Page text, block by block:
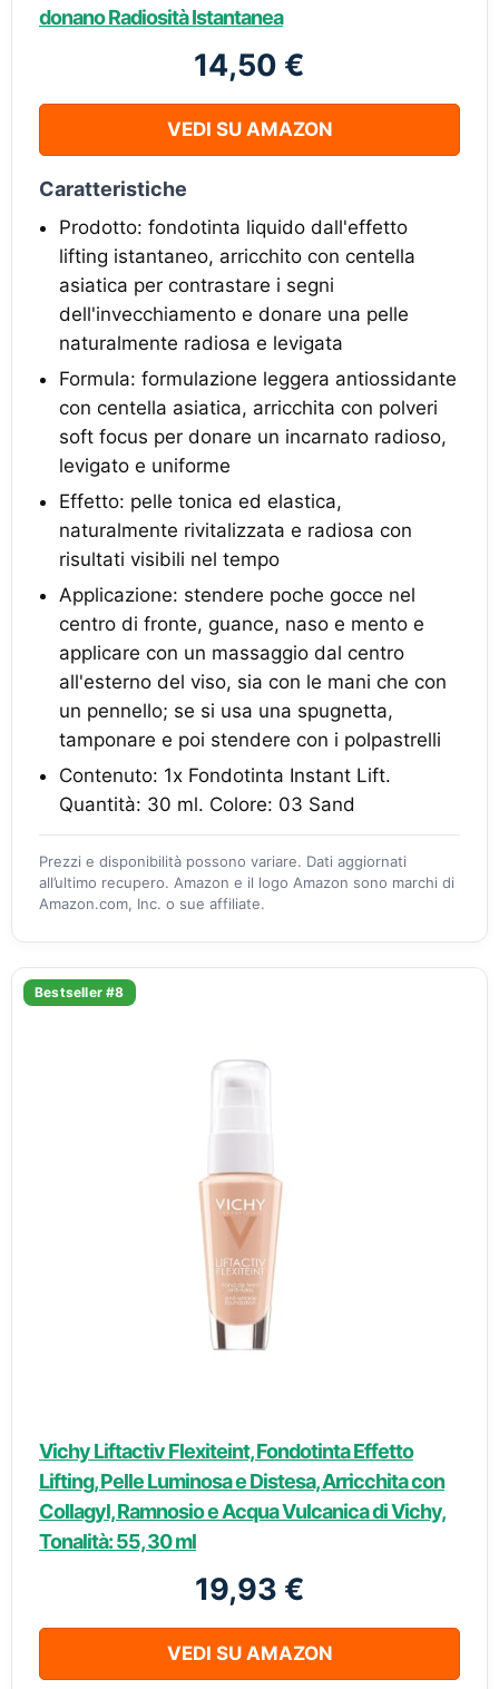
donano Radiosità Istantanea
14,50 €
VEDI SU AMAZON
Caratteristiche
Prodotto: fondotinta liquido dall'effetto
lifting istantaneo, arricchito con centella
asiatica per contrastare i segni
dell'invecchiamento e donare una pelle
naturalmente radiosa e levigata
Formula: formulazione leggera antiossidante
con centella asiatica, arricchita con polveri
soft focus per donare un incarnato radioso,
levigato e uniforme
Effetto: pelle tonica ed elastica,
naturalmente rivitalizzata e radiosa con
risultati visibili nel tempo
Applicazione: stendere poche gocce nel
centro di fronte, guance, naso e mento e
applicare con un massaggio dal centro
all'esterno del viso, sia con le mani che con
un pennello; se si usa una spugnetta,
tamponare e poi stendere con i polpastrelli
Contenuto: 1x Fondotinta Instant Lift.
Quantità: 30 ml. Colore: 03 Sand
Prezzi e disponibilità possono variare. Dati aggiornati
all’ultimo recupero. Amazon e il logo Amazon sono marchi di
Amazon.com, Inc. o sue affiliate.
Bestseller #8
Vichy Liftactiv Flexiteint, Fondotinta Effetto
Lifting, Pelle Luminosa e Distesa, Arricchita con
Collagyl, Ramnosio e Acqua Vulcanica di Vichy,
Tonalità: 55, 30 ml
19,93 €
VEDI SU AMAZON